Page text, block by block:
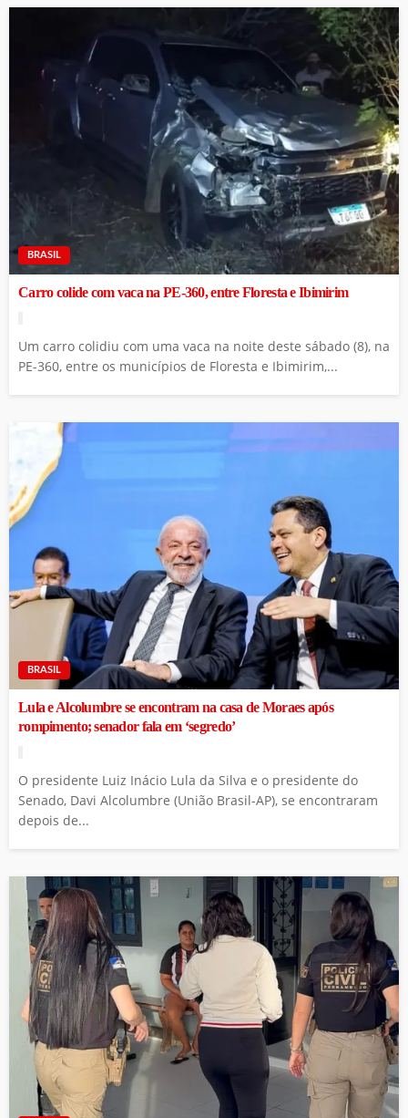
BRASIL
Carro colide com vaca na PE-360, entre Floresta e Ibimirim
Um carro colidiu com uma vaca na noite deste sábado (8), na
PE-360, entre os municípios de Floresta e Ibimirim,...
BRASIL
Lula e Alcolumbre se encontram na casa de Moraes após
rompimento; senador fala em ‘segredo’
O presidente Luiz Inácio Lula da Silva e o presidente do
Senado, Davi Alcolumbre (União Brasil-AP), se encontraram
depois de...